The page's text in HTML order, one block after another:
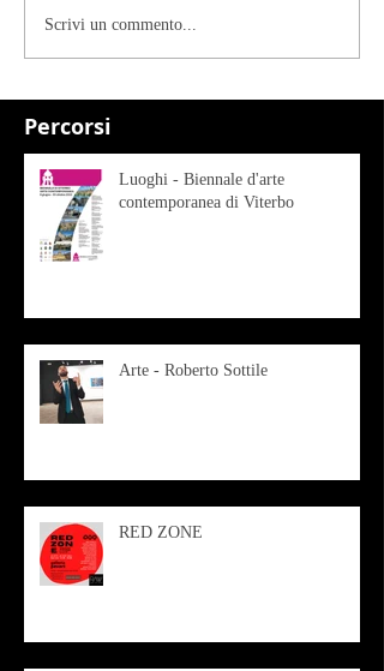
Percorsi
Scrivi un commento...
Luoghi - Biennale d'arte
contemporanea di Viterbo
Arte - Roberto Sottile
RED ZONE